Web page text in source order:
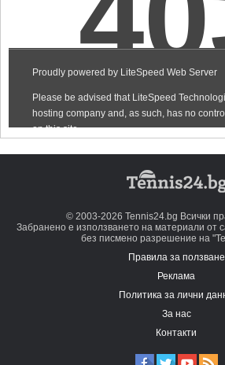
© 2003-2026 Tennis24.bg Всички
Забранено е използването на материали от
без писмено разрешение на
Правила за ползване
Реклама
Политика за лични
За нас
Контакти